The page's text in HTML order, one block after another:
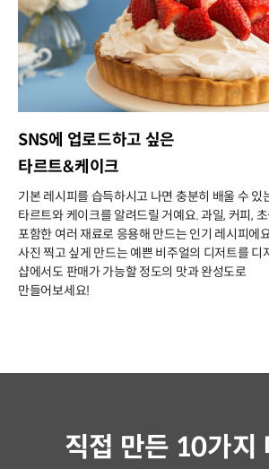
SNS에 업로드하고 싶은
타르트&케이크
기본 레시피를 습득하시고 나면 충분히 배울 수 있
타르트와 케이크를 알려드릴 거예요. 과일, 커피,
포함한 여러 재료로 응용해 만드는 인기 레시피에
사진 찍고 싶게 만드는 예쁜 비주얼의 디저트를 디
샵에서도 판매가 가능할 정도의 맛과 완성도로
만들어보세요!
직접 만든 10가지